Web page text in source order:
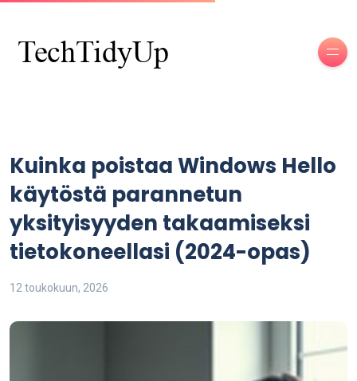
Kuinka poistaa Windows Hello
käytöstä parannetun
yksityisyyden takaamiseksi
tietokoneellasi (2024-opas)
12 toukokuun, 2026